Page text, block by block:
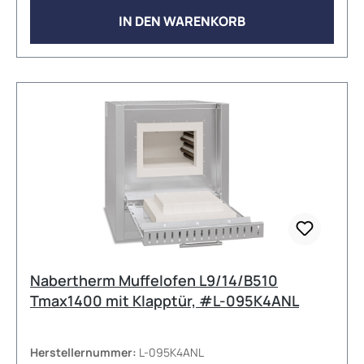
und Entnehmen von Proben. Durch die
gleichmäßige Temperaturverteilung und eine
hochwertige Isolierung liefert der Ofen
reproduzierbare Ergebnisse bei hoher
Energieeffizienz und langer Lebensdauer.
Technische Daten: Max. Temperatur: 1200 °C
Innenmaße (B × T × H): 160 × 140 × 100 mm
Außenmaße (B × T × H): 385 × 330 × 405 mm
Nutzraum: 3 l Anschlussleistung: 1,3 kW
Elektrischer Anschluss: 1-phasig Gewicht: 21 kg
Aufheizzeit bis 1200 °C: ca. 55 min Optionales
Zubehör: Abluftsysteme, Schutzrohre,
Thermoelemente, Controller (B510 oder C450).
IN DEN WARENKORB
Nabertherm Muffelofen L9/14/B510
Tmax1400 mit Klapptür, #L-095K4ANL
Herstellernummer: L-095K4ANL